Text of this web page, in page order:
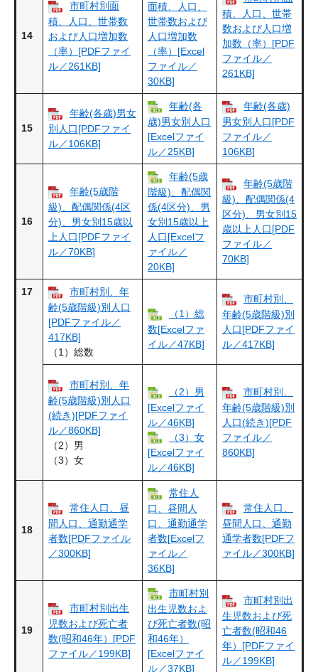
14
市町村別面
積、人口、世帯数
および人口増加数
（率）[PDFファイ
ル／261KB]
面積、人口、
世帯数および
人口増加数
（率）[Excel
ファイル／
30KB]
積、人口、世帯
数および人口増
加数（率）[PDF
ファイル／
261KB]
15
年齢(各歳)男女
別人口[PDFファイ
ル／106KB]
年齢(各
歳)男女別人口
[Excelファイ
ル／25KB]
年齢(各歳)
男女別人口[PDF
ファイル／
106KB]
16
年齢(5歳階
級)、配偶関係(4区
分)、男女別15歳以
上人口[PDFファイ
ル／70KB]
年齢(5歳
階級)、配偶関
係(4区分)、男
女別15歳以上
人口[Excelフ
ァイル／
20KB]
年齢(5歳階
級)、配偶関係(4
区分)、男女別15
歳以上人口[PDF
ファイル／
70KB]
17
市町村別、年
齢(5歳階級)別人口
[PDFファイル／
417KB]
（1）総数
（1）総
数[Excelファ
イル／47KB]
市町村別、
年齢(5歳階級)別
人口[PDFファイ
ル／417KB]
市町村別、年
齢(5歳階級)別人口
(続き)[PDFファイ
ル／860KB]
（2）男
（3）女
（2）男
[Excelファイ
ル／46KB]
（3）女
[Excelファイ
ル／46KB]
市町村別、
年齢(5歳階級)別
人口(続き)[PDF
ファイル／
860KB]
18
常住人口、昼
間人口、通勤通学
者数[PDFファイル
／300KB]
常住人
口、昼間人
口、通勤通学
者数[Excelフ
ァイル／
36KB]
常住人口、
昼間人口、通勤
通学者数[PDFフ
ァイル／300KB]
19
市町村別出生
児数および死亡者
数(昭和46年）[PDF
ファイル／199KB]
市町村別
出生児数およ
び死亡者数(昭
和46年）
[Excelファイ
ル／37KB]
市町村別出
生児数および死
亡者数(昭和46
年）[PDFファイ
ル／199KB]